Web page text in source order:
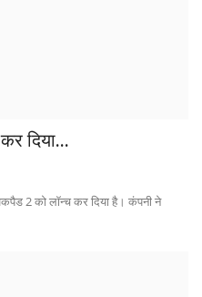
दिया...
2 को लॉन्च कर दिया है। कंपनी ने